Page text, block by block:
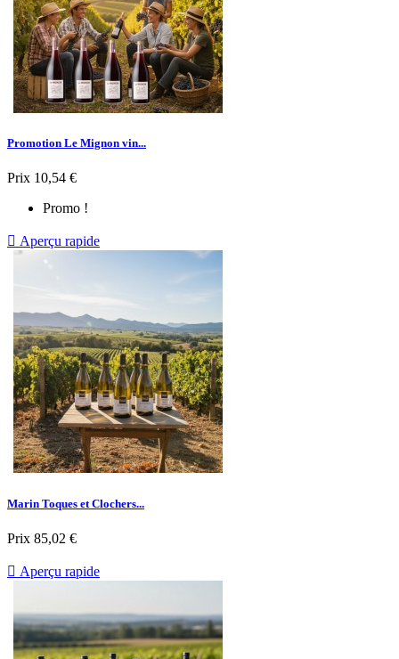
Promotion Le Mignon vin...
Prix 10,54 €
Promo !
 Aperçu rapide
Marin Toques et Clochers...
Prix 85,02 €
 Aperçu rapide